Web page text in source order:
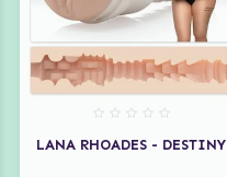
LANA RHOADES - DESTINY